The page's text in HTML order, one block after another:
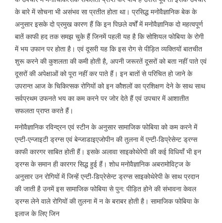
के बारे में सोचना भी असंभव सा प्रतीत होता था। प्रसिद्ध मनोवैज्ञानिक बेक के
अनुसार इसके दो प्रमुख कारण हैं कि इन पिछले वर्षों में मनोवैज्ञानिक दो महत्वपूर्ण
बातें काफी हद तक समझ चुके हैं जिनमें पहली यह है कि सोशियल फोबिया के रोगी
में भय उफान पर होता है। एवं दूसरी यह कि इस रोग से पीड़ित व्यक्तियों बातचीत
शुरू करने की कुशलता की कमी होती है, अपनी जरूरतें दूसरों को बता नहीं पाते एवं
दूसरों की अपेक्षाओं को पूरा नहीं कर पाते हैं। इन बातों से परिचित हो जाने के
उपरान्त आज के चिकित्सक रोगियों को इन कौशलों का प्रशिक्षण देने के साथ साथ
सर्वप्रथम उफनते भय का कम करने पर जोर देते हैं एवं उपचार में आशातीत
सफलता प्राप्त करते हैं।
मनोवैज्ञानिक रविन्द्रन एवं स्टीन के अनुसार सामाजिक फोबिया को कम करने में
एन्टी-एन्जाइटी ड्रग्स एवं बेन्जाडाइएजोपीन की तुलना में एन्टी-डिप्रेसेन्ट ड्रग्स
काफी कारगर साबित होती हैं। इसके अलावा साइकोथेरेपी की कई विधियॉं भी इन
ड्रग्स के समान ही कारगर सिद्ध हुई हैं। शोध मनोवैज्ञानिक अबरामोविट्ज के
अनुसार उन रोगियों में जिन्हें एन्टी-डिप्रेसेन्ट ड्रग्स साइकोथेरेपी के साथ प्रदान
की जाती है उनमें इस सामाजिक फोबिया से पुन: पीड़ित होने की संभावना केवल
ड्रग्स लेने वाले रोगियों की तुलना में न के बराबर होती है। सामाजिक फोबिया के
इलाज के लिए जिन